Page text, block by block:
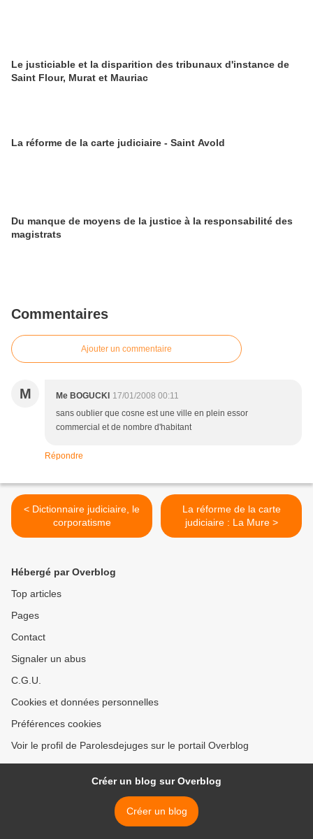
Le justiciable et la disparition des tribunaux d'instance de
Saint Flour, Murat et Mauriac
La réforme de la carte judiciaire - Saint Avold
Du manque de moyens de la justice à la responsabilité des
magistrats
Commentaires
Ajouter un commentaire
M Me BOGUCKI 17/01/2008 00:11
sans oublier que cosne est une ville en plein essor
commercial et de nombre d'habitant
Répondre
< Dictionnaire judiciaire, le
corporatisme
La réforme de la carte
judiciaire : La Mure >
Hébergé par Overblog
Top articles
Pages
Contact
Signaler un abus
C.G.U.
Cookies et données personnelles
Préférences cookies
Voir le profil de Parolesdejuges sur le portail Overblog
Créer un blog sur Overblog
Créer un blog